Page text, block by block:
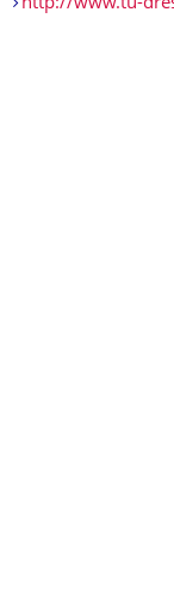
http://www.tu-